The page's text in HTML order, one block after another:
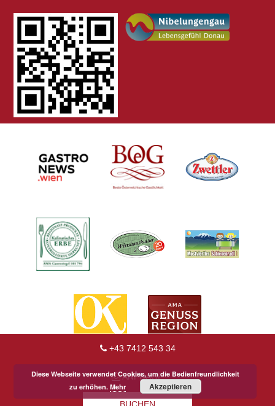
+43 7412 543 34
ANFRAGE
Diese Webseite verwendet Cookies, um die Bedienfreundlichkeit
zu erhöhen. Mehr Akzeptieren